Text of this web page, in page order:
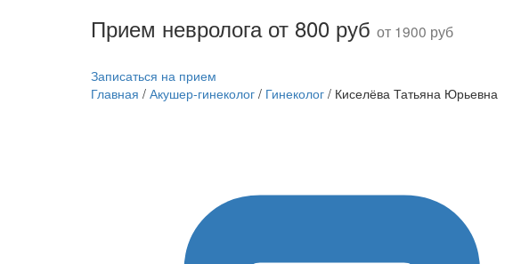
Прием невролога от 800 руб от 1900 руб
Записаться на прием
Главная / Акушер-гинеколог / Гинеколог / Киселёва Татьяна Юрьевна